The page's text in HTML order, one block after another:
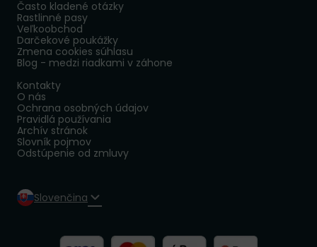
Často kladené otázky
Rastlinné pasy
Veľkoobchod
Darčekové poukážky
Zmena cookies súhlasu
Blog - medzi riadkami v záhone
Kontakty
O nás
Ochrana osobných údajov
Pravidlá používania
Archív stránok
Slovník pojmov
Odstúpenie od zmluvy
Slovenčina